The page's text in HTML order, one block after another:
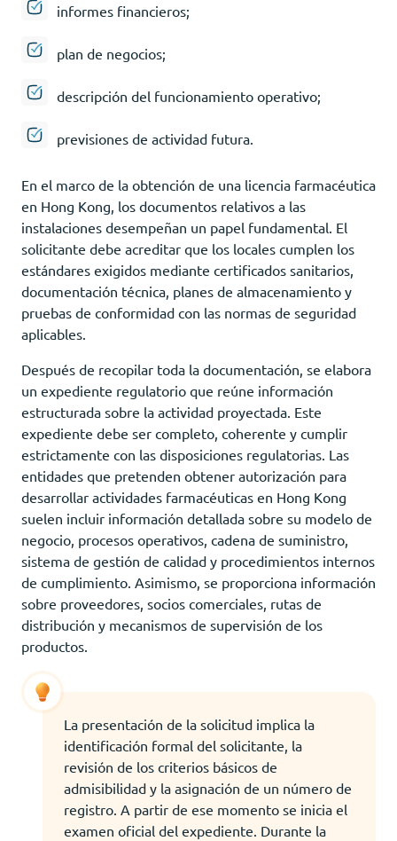
informes financieros;
plan de negocios;
descripción del funcionamiento operativo;
previsiones de actividad futura.
En el marco de la obtención de una licencia farmacéutica
en Hong Kong, los documentos relativos a las
instalaciones desempeñan un papel fundamental. El
solicitante debe acreditar que los locales cumplen los
estándares exigidos mediante certificados sanitarios,
documentación técnica, planes de almacenamiento y
pruebas de conformidad con las normas de seguridad
aplicables.
Después de recopilar toda la documentación, se elabora
un expediente regulatorio que reúne información
estructurada sobre la actividad proyectada. Este
expediente debe ser completo, coherente y cumplir
estrictamente con las disposiciones regulatorias. Las
entidades que pretenden obtener autorización para
desarrollar actividades farmacéuticas en Hong Kong
suelen incluir información detallada sobre su modelo de
negocio, procesos operativos, cadena de suministro,
sistema de gestión de calidad y procedimientos internos
de cumplimiento. Asimismo, se proporciona información
sobre proveedores, socios comerciales, rutas de
distribución y mecanismos de supervisión de los
productos.
La presentación de la solicitud implica la
identificación formal del solicitante, la
revisión de los criterios básicos de
admisibilidad y la asignación de un número de
registro. A partir de ese momento se inicia el
examen oficial del expediente. Durante la